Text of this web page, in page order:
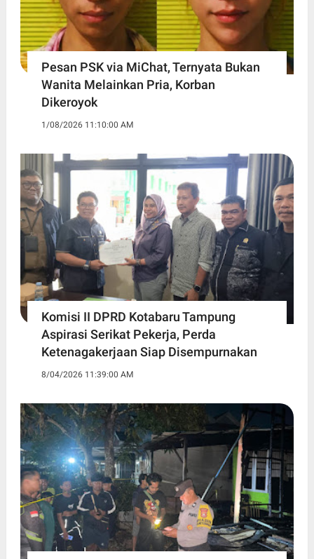
Pesan PSK via MiChat, Ternyata Bukan
Wanita Melainkan Pria, Korban
Dikeroyok
1/08/2026 11:10:00 AM
Komisi II DPRD Kotabaru Tampung
Aspirasi Serikat Pekerja, Perda
Ketenagakerjaan Siap Disempurnakan
8/04/2026 11:39:00 AM